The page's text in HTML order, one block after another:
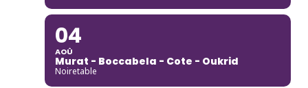
04
AOÛ
Murat - Boccabela - Cote - Oukrid
Noiretable